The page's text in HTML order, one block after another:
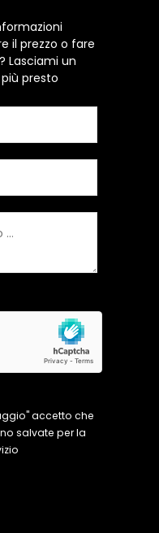
il prezzo o fare
Lasciami un
presto
accetto che
salvate per la